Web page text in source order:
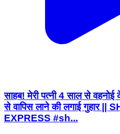
साहब! मेरी पत्नी 4 साल से वहनोई
से वापिस लाने की लगाई गुहार ||
EXPRESS #sh...